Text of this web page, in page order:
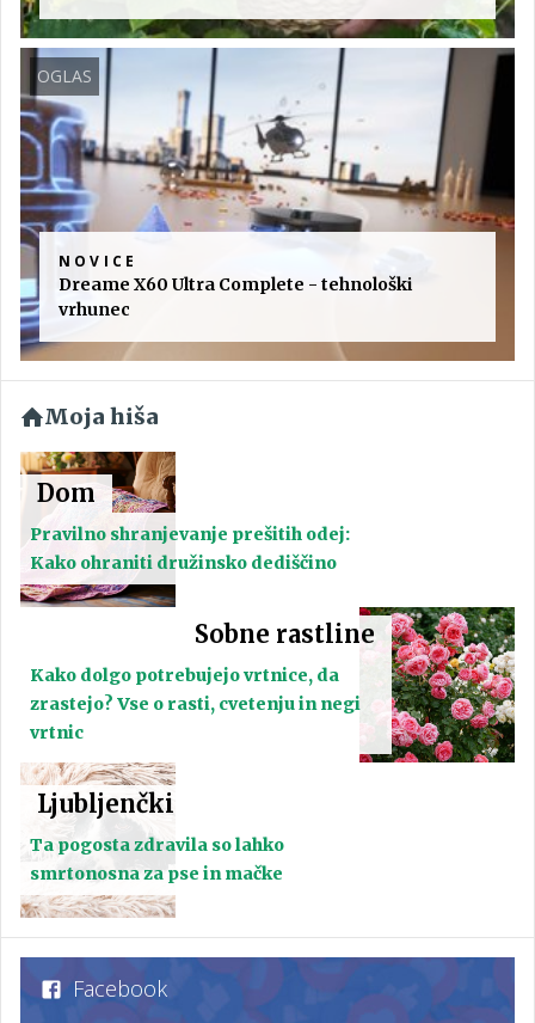
OGLAS
NOVICE
Dreame X60 Ultra Complete - tehnološki
vrhunec
Moja hiša
Dom
Pravilno shranjevanje prešitih odej:
Kako ohraniti družinsko dediščino
Sobne rastline
Kako dolgo potrebujejo vrtnice, da
zrastejo? Vse o rasti, cvetenju in negi
vrtnic
Ljubljenčki
Ta pogosta zdravila so lahko
smrtonosna za pse in mačke
Facebook